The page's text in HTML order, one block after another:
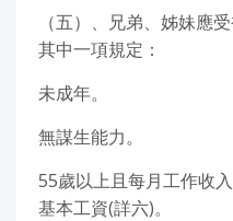
（五）、兄弟、姊妹應
其中一項規定：
未成年。
無謀生能力。
55歲以上且每月工作收
基本工資(詳六)。